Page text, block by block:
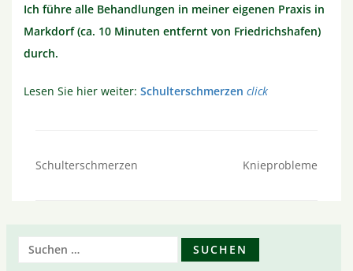
Ich führe alle Behandlungen in meiner eigenen Praxis in
Markdorf (ca. 10 Minuten entfernt von Friedrichshafen)
durch.
Lesen Sie hier weiter: Schulterschmerzen click
Beitragsnavigation
Schulterschmerzen Knieprobleme
Suchen